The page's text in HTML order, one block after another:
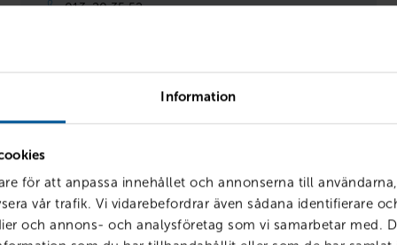
Information
för att anpassa innehållet och annonserna till
vår trafik. Vi vidarebefordrar även sådana identifierare
och annons- och analysföretag som vi samarbetar med.
07:00 - 17:00
013-20 35 52
anders.franzon@rejmes.se
013-20 35 31